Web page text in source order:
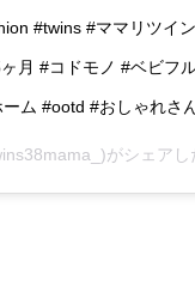
#twins #ママリツイ
月 #コドモノ #ベビフ
ム #ootd #おしゃれさ
がシェアし